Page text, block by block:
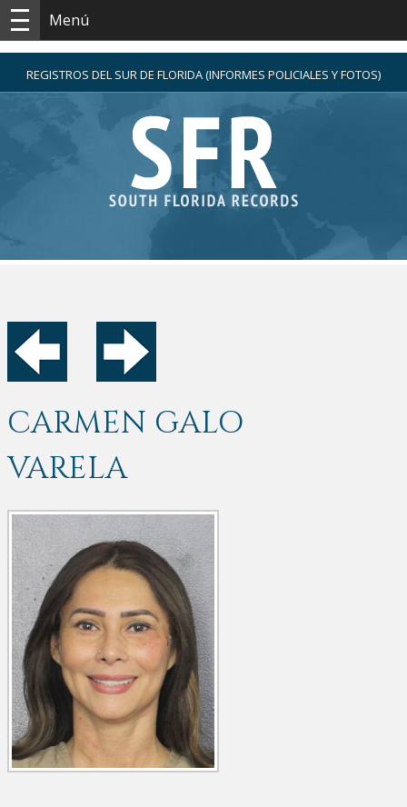
Menú
REGISTROS DEL SUR DE FLORIDA (INFORMES POLICIALES Y FOTOS)
CARMEN GALO
VARELA